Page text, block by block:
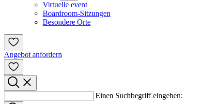
Virtuelle event
Boardroom-Sitzungen
Besondere Orte
Angebot anfordern
Einen Suchbegriff eingeben: